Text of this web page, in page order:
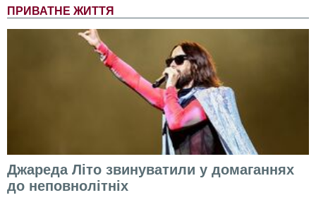
ПРИВАТНЕ ЖИТТЯ
Джареда Літо звинуватили у домаганнях
до неповнолітніх